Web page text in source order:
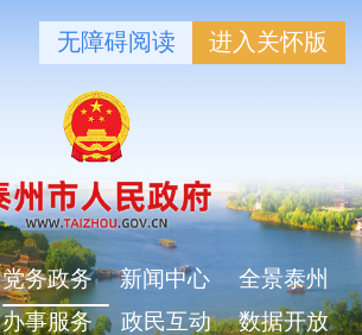
无障碍阅读 进入关怀版
党务政务 新闻中心
全景泰州
办事服务 政民互动 数据开放